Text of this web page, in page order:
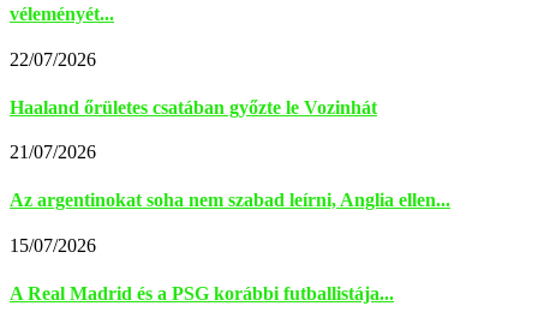
véleményét...
22/07/2026
Haaland őrületes csatában győzte le Vozinhát
21/07/2026
Az argentinokat soha nem szabad leírni, Anglia ellen...
15/07/2026
A Real Madrid és a PSG korábbi futballistája...